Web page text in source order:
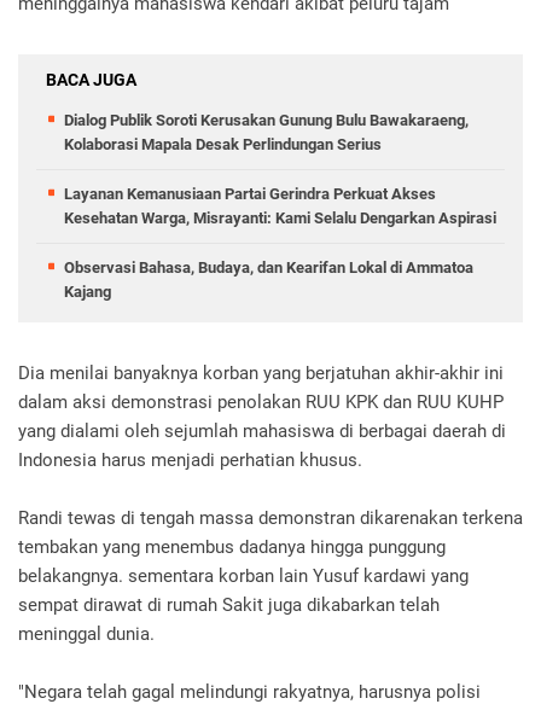
BACA JUGA
Dialog Publik Soroti Kerusakan Gunung Bulu Bawakaraeng,
Kolaborasi Mapala Desak Perlindungan Serius
Layanan Kemanusiaan Partai Gerindra Perkuat Akses
Kesehatan Warga, Misrayanti: Kami Selalu Dengarkan Aspirasi
Observasi Bahasa, Budaya, dan Kearifan Lokal di Ammatoa
Kajang
Dia menilai banyaknya korban yang berjatuhan akhir-akhir ini
dalam aksi demonstrasi penolakan RUU KPK dan RUU KUHP
yang dialami oleh sejumlah mahasiswa di berbagai daerah di
Indonesia harus menjadi perhatian khusus.
Randi tewas di tengah massa demonstran dikarenakan terkena
tembakan yang menembus dadanya hingga punggung
belakangnya. sementara korban lain Yusuf kardawi yang
sempat dirawat di rumah Sakit juga dikabarkan telah
meninggal dunia.
"Negara telah gagal melindungi rakyatnya, harusnya polisi